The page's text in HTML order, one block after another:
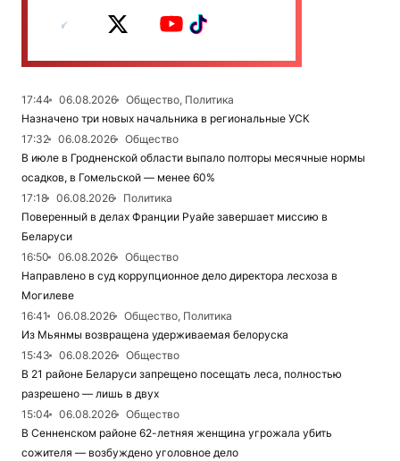
17:44 06.08.2026
Общество, Политика
Назначено три новых начальника в региональные УСК
17:32
06.08.2026
Общество
В июле в Гродненской области выпало полторы месячные нормы
осадков, в Гомельской — менее 60%
17:18
06.08.2026
Политика
Поверенный в делах Франции Руайе завершает миссию в
Беларуси
16:50
06.08.2026
Общество
Направлено в суд коррупционное дело директора лесхоза в
Могилеве
16:41
06.08.2026
Общество, Политика
Из Мьянмы возвращена удерживаемая белоруска
15:43
06.08.2026
Общество
В 21 районе Беларуси запрещено посещать леса, полностью
разрешено — лишь в двух
15:04
06.08.2026
Общество
В Сенненском районе 62-летняя женщина угрожала убить
сожителя — возбуждено уголовное дело